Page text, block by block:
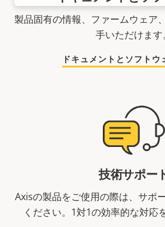
製品固有の情報、ファームウェア
手いただけます。
ドキュメントとソフトウ
技術サポー
Axisの製品をご使用の際は、サポ
ください。1対1の効率的な対応